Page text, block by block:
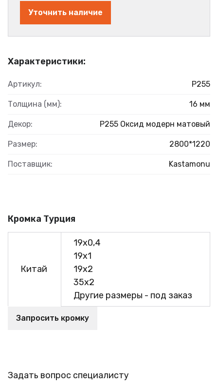
Характеристики:
Артикул: Р255
Толщина (мм): 16 мм
Декор: Р255 Оксид модерн матовый
Размер: 2800*1220
Поставщик: Kastamonu
Уточнить наличие
Кромка Турция
Китай
19х0,4
19х1
19х2
35х2
Другие размеры - под заказ
Запросить кромку
Задать вопрос специалисту